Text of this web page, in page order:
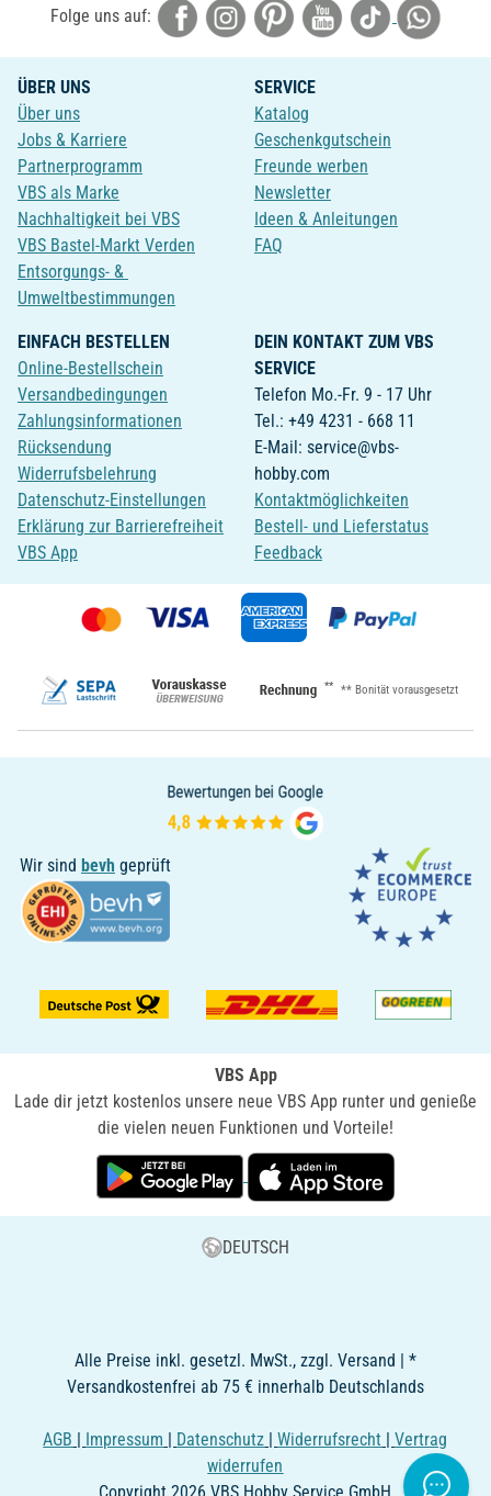
Folge uns auf:
ÜBER UNS
Über uns
Jobs & Karriere
Partnerprogramm
VBS als Marke
Nachhaltigkeit bei VBS
VBS Bastel-Markt Verden
Entsorgungs- &
Umweltbestimmungen
SERVICE
Katalog
Geschenkgutschein
Freunde werben
Newsletter
Ideen & Anleitungen
FAQ
EINFACH BESTELLEN
Online-Bestellschein
Versandbedingungen
Zahlungsinformationen
Rücksendung
Widerrufsbelehrung
Datenschutz-Einstellungen
Erklärung zur Barrierefreiheit
VBS App
DEIN KONTAKT ZUM VBS
SERVICE
Telefon Mo.-Fr. 9 - 17 Uhr
Tel.: +49 4231 - 668 11
E-Mail: service@vbs-
hobby.com
Kontaktmöglichkeiten
Bestell- und Lieferstatus
Feedback
** ** Bonität vorausgesetzt
Wir sind bevh geprüft
VBS App
Lade dir jetzt kostenlos unsere neue VBS App runter und genieße
die vielen neuen Funktionen und Vorteile!
DEUTSCH
Alle Preise inkl. gesetzl. MwSt., zzgl. Versand | *
Versandkostenfrei ab 75 € innerhalb Deutschlands
AGB | Impressum | Datenschutz |Widerrufsrecht |Vertrag
widerrufen
Copyright 2026 VBS Hobby Service GmbH